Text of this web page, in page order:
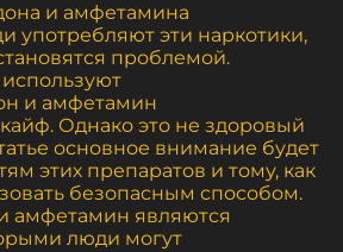
и амфетамина
употребляют эти наркотики,
проблемой.
и амфетамин
Однако это не здоровый
основное внимание будет
этих препаратов и тому, как
безопасным способом.
амфетамин являются
люди могут